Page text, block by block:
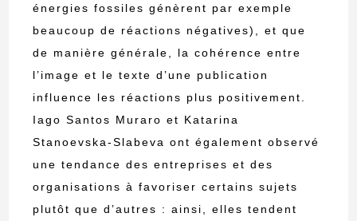
énergies fossiles génèrent par exemple
beaucoup de réactions négatives), et que
de manière générale, la cohérence entre
l’image et le texte d’une publication
influence les réactions plus positivement.
Iago Santos Muraro et Katarina
Stanoevska-Slabeva ont également observé
une tendance des entreprises et des
organisations à favoriser certains sujets
plutôt que d’autres : ainsi, elles tendent